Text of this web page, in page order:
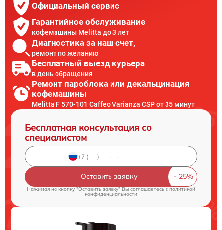
Официальный сервис
Гарантийное обслуживание
кофемашины Melitta до 3 лет
Диагностика за наш счет,
ремонт по желанию
Бесплатный выезд курьера
в день обращения
Ремонт пароблока или декальцинация
кофемашины
Melitta F 570-101 Caffeo Varianza CSP от 35 минут
Бесплатная консультация со
специалистом
Оставить заявку
Нажимая на кнопку "Оставить заявку" Вы соглашаетесь cполитикой
конфиденциальности